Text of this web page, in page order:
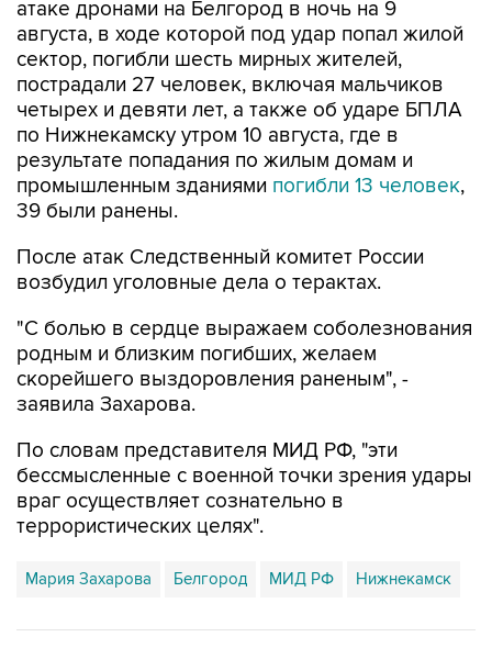
атаке дронами на Белгород в ночь на 9
августа, в ходе которой под удар попал жилой
сектор, погибли шесть мирных жителей,
пострадали 27 человек, включая мальчиков
четырех и девяти лет, а также об ударе БПЛА
по Нижнекамску утром 10 августа, где в
результате попадания по жилым домам и
промышленным зданиями погибли 13 человек,
39 были ранены.
После атак Следственный комитет России
возбудил уголовные дела о терактах.
"С болью в сердце выражаем соболезнования
родным и близким погибших, желаем
скорейшего выздоровления раненым", -
заявила Захарова.
По словам представителя МИД РФ, "эти
бессмысленные с военной точки зрения удары
враг осуществляет сознательно в
террористических целях".
Мария Захарова Белгород МИД РФ Нижнекамск